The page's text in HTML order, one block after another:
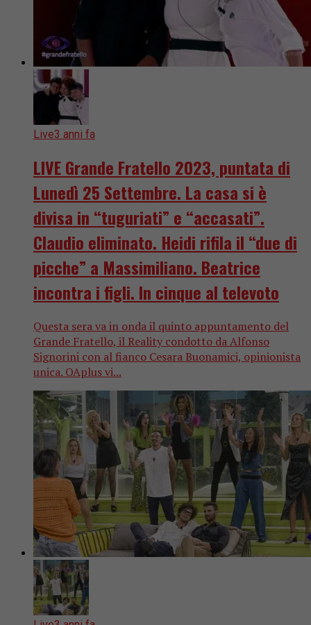
Live3 anni fa
LIVE Grande Fratello 2023, puntata di
Lunedì 25 Settembre. La casa si è
divisa in “tuguriati” e “accasati”.
Claudio eliminato. Heidi rifila il “due di
picche” a Massimiliano. Beatrice
incontra i figli. In cinque al televoto
Questa sera va in onda il quinto appuntamento del
Grande Fratello, il Reality condotto da Alfonso
Signorini con al fianco Cesara Buonamici, opinionista
unica. OAplus vi...